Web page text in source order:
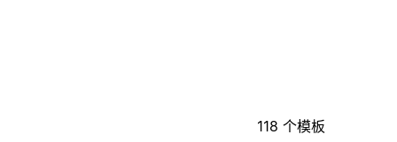
118 个模板